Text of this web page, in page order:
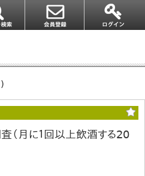
（月に１回以上飲酒する20